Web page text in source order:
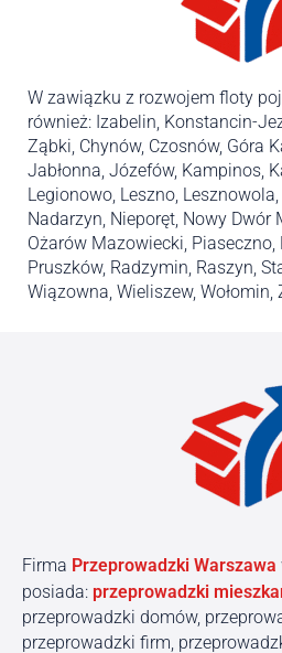
W zawiązku z rozwojem floty
również: Izabelin, Konstancin-
Ząbki, Chynów, Czosnów, Góra
Jabłonna, Józefów, Kampinos,
Legionowo, Leszno,
Nadarzyn, Nieporęt, Nowy Dwór
Ożarów Mazowiecki, Piaseczno,
Pruszków, Radzymin, Raszyn,
Wiązowna, Wieliszew, Wołomin,
Firma Przeprowadzki Warszawa
posiada: przeprowadzki
przeprowadzki domów,
przeprowadzki firm,